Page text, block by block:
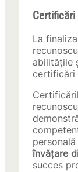
La
abilitățile
certificări
învățare
succes